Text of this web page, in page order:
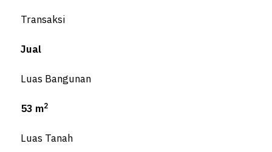
Transaksi
Jual
Luas Bangunan
53 m2
Luas Tanah